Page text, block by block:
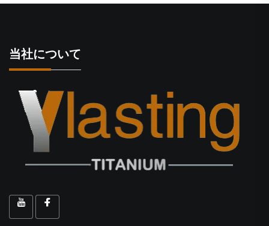
当社について